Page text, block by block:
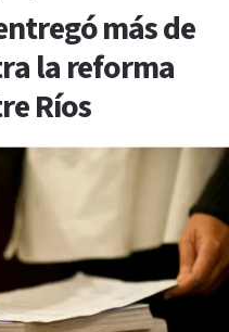
más de
la reforma
Ríos